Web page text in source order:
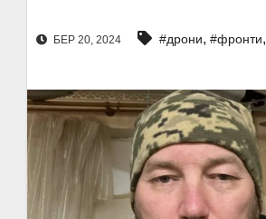
БЕР 20, 2024 #дрони, #фронти,